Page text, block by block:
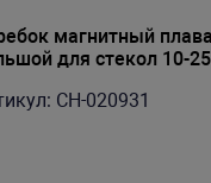
магнитный
для стекол 10-
CH-020931